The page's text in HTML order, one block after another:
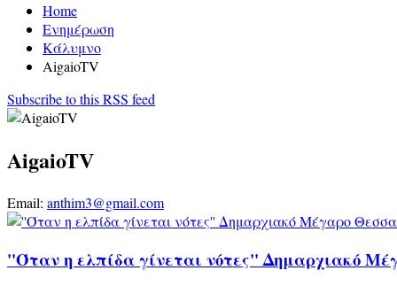
Home
Ενημέρωση
Κάλυμνο
AigaioTV
Subscribe to this RSS feed
AigaioTV
Email: anthim3@gmail.com
''Όταν η ελπίδα γίνεται νότες'' Δημαρχιακό